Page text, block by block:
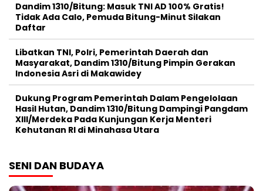
Dandim 1310/Bitung: Masuk TNI AD 100% Gratis!
Tidak Ada Calo, Pemuda Bitung-Minut Silakan
Daftar
Libatkan TNI, Polri, Pemerintah Daerah dan
Masyarakat, Dandim 1310/Bitung Pimpin Gerakan
Indonesia Asri di Makawidey
Dukung Program Pemerintah Dalam Pengelolaan
Hasil Hutan, Dandim 1310/Bitung Dampingi Pangdam
XIII/Merdeka Pada Kunjungan Kerja Menteri
Kehutanan RI di Minahasa Utara
SENI DAN BUDAYA